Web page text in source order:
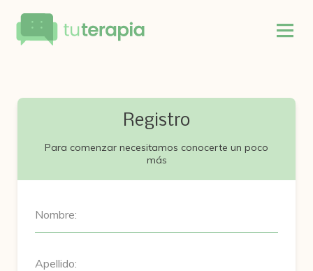
Registro
Para comenzar necesitamos conocerte un poco
más
Nombre:
Apellido: